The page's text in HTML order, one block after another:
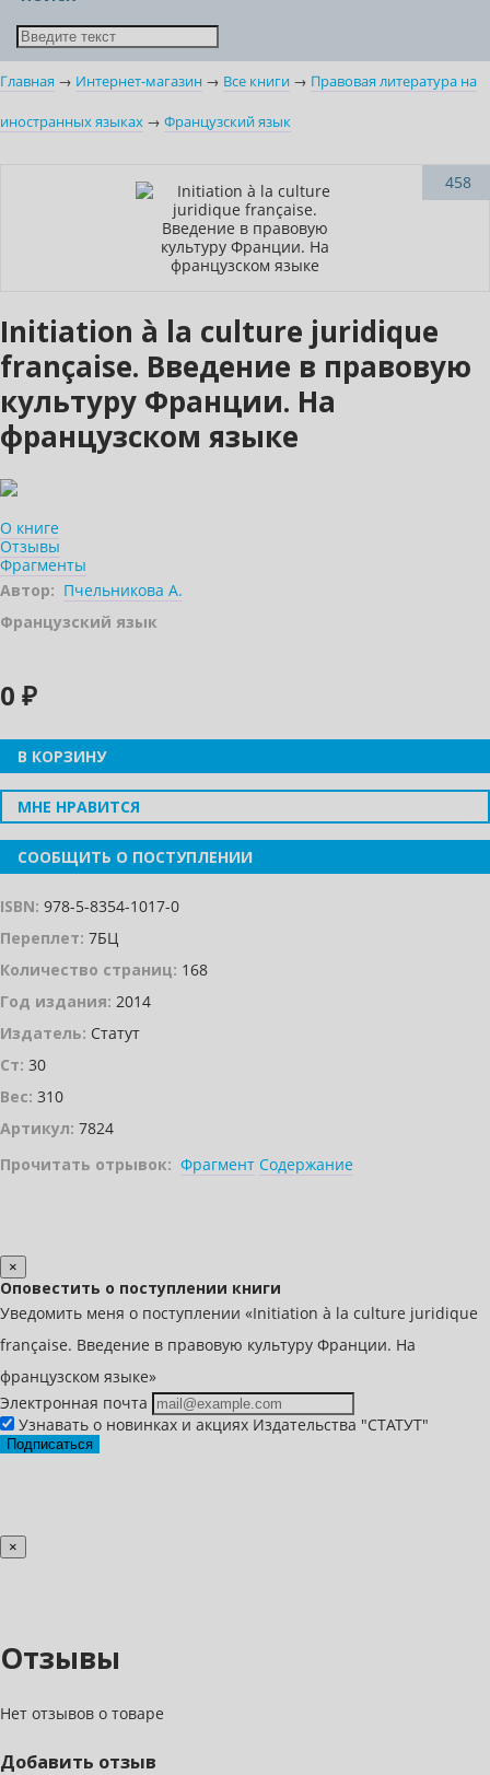
Главная → Интернет-магазин → Все книги → Правовая литература на
иностранных языках → Французский язык
458
Initiation à la culture juridique
française. Введение в правовую
культуру Франции. На
французском языке
О книге
Отзывы
Фрагменты
Автор: Пчельникова А.
Французский язык
0 ₽
В КОРЗИНУ
МНЕ НРАВИТСЯ
СООБЩИТЬ О ПОСТУПЛЕНИИ
ISBN: 978-5-8354-1017-0
Переплет: 7БЦ
Количество страниц: 168
Год издания: 2014
Издатель: Статут
Ст: 30
Вес: 310
Артикул: 7824
Прочитать отрывок: Фрагмент Содержание
×
Оповестить о поступлении книги
Уведомить меня о поступлении «Initiation à la culture juridique
française. Введение в правовую культуру Франции. На
французском языке»
Электронная почта
Узнавать о новинках и акциях Издательства "СТАТУТ"
Подписаться
×
Отзывы
Нет отзывов о товаре
Добавить отзыв